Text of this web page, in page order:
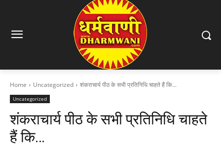
Home Uncategorized शंकराचार्य पीठ के सभी प्रतिनिधि चाहते हैं कि...
Uncategorized
शंकराचार्य पीठ के सभी प्रतिनिधि चाहते
हैं कि…